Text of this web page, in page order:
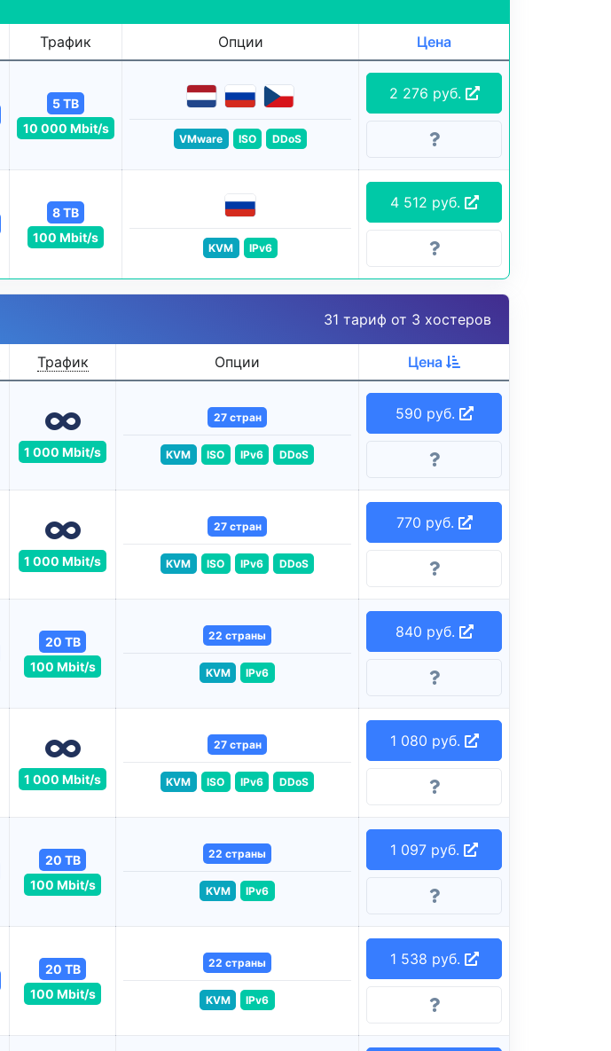
Трафик Опции Цена
5 TB
10 000 Mbit/s
VMware ISO DDoS
2 276 руб.
8 TB
100 Mbit/s
KVM IPv6
4 512 руб.
31 тариф от 3 хостеров
Трафик Опции Цена
1 000 Mbit/s
27 стран
KVM ISO IPv6 DDoS
590 руб.
1 000 Mbit/s
27 стран
KVM ISO IPv6 DDoS
770 руб.
20 TB
100 Mbit/s
22 страны
KVM IPv6
840 руб.
1 000 Mbit/s
27 стран
KVM ISO IPv6 DDoS
1 080 руб.
20 TB
100 Mbit/s
22 страны
KVM IPv6
1 097 руб.
20 TB
100 Mbit/s
22 страны
KVM IPv6
1 538 руб.